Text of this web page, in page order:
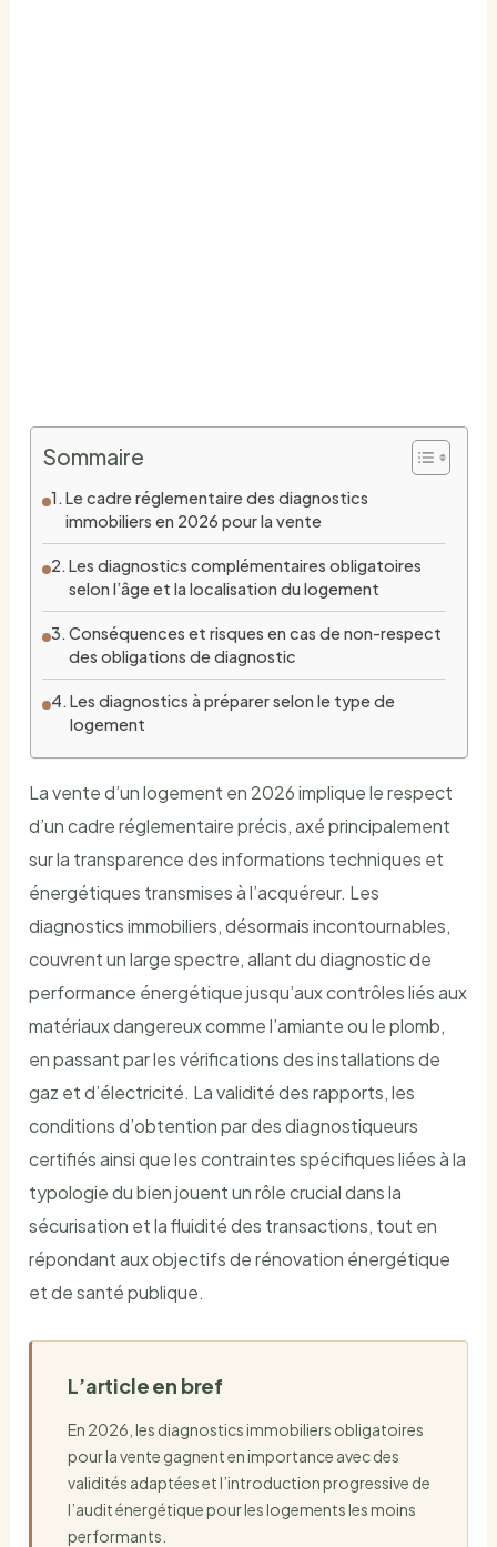
Sommaire
Le cadre réglementaire des diagnostics
immobiliers en 2026 pour la vente
Les diagnostics complémentaires obligatoires
selon l’âge et la localisation du logement
Conséquences et risques en cas de non-respect
des obligations de diagnostic
Les diagnostics à préparer selon le type de
logement
La vente d’un logement en 2026 implique le respect
d’un cadre réglementaire précis, axé principalement
sur la transparence des informations techniques et
énergétiques transmises à l’acquéreur. Les
diagnostics immobiliers, désormais incontournables,
couvrent un large spectre, allant du diagnostic de
performance énergétique jusqu’aux contrôles liés aux
matériaux dangereux comme l’amiante ou le plomb,
en passant par les vérifications des installations de
gaz et d’électricité. La validité des rapports, les
conditions d’obtention par des diagnostiqueurs
certifiés ainsi que les contraintes spécifiques liées à la
typologie du bien jouent un rôle crucial dans la
sécurisation et la fluidité des transactions, tout en
répondant aux objectifs de rénovation énergétique
et de santé publique.
L’article en bref
En 2026, les diagnostics immobiliers obligatoires
pour la vente gagnent en importance avec des
validités adaptées et l’introduction progressive de
l’audit énergétique pour les logements les moins
performants.